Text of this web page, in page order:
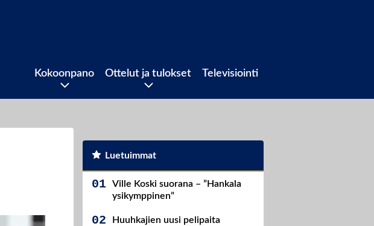
Kokoonpano Ottelut ja tulokset Televisiointi
Luetuimmat
Ville Koski suorana – ”Hankala
ysikymppinen”
Huuhkajien uusi pelipaita